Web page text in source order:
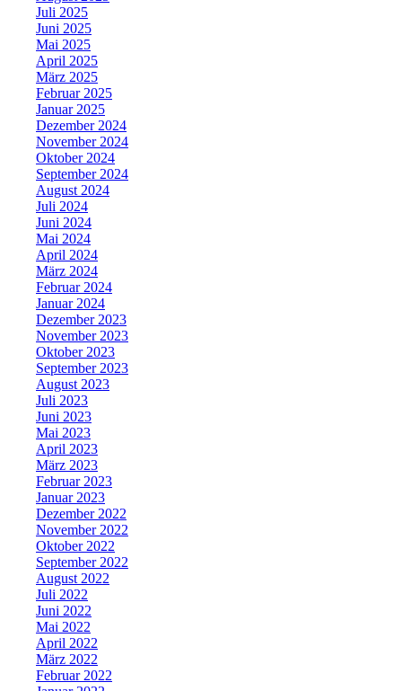
Juli 2025
Juni 2025
Mai 2025
April 2025
März 2025
Februar 2025
Januar 2025
Dezember 2024
November 2024
Oktober 2024
September 2024
August 2024
Juli 2024
Juni 2024
Mai 2024
April 2024
März 2024
Februar 2024
Januar 2024
Dezember 2023
November 2023
Oktober 2023
September 2023
August 2023
Juli 2023
Juni 2023
Mai 2023
April 2023
März 2023
Februar 2023
Januar 2023
Dezember 2022
November 2022
Oktober 2022
September 2022
August 2022
Juli 2022
Juni 2022
Mai 2022
April 2022
März 2022
Februar 2022